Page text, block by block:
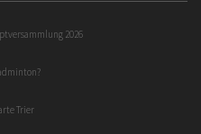
2026
Trier